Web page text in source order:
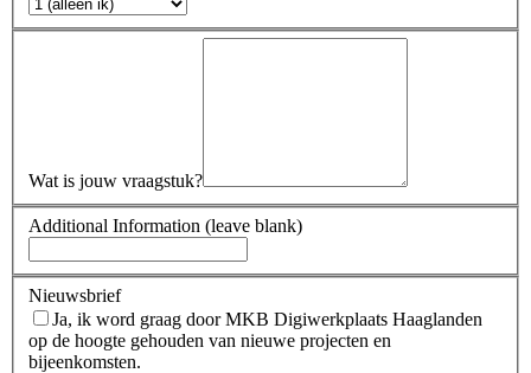
Wat is jouw vraagstuk?
Additional Information (leave blank)
Nieuwsbrief
Ja, ik word graag door MKB Digiwerkplaats Haaglanden
op de hoogte gehouden van nieuwe projecten en
bijeenkomsten.